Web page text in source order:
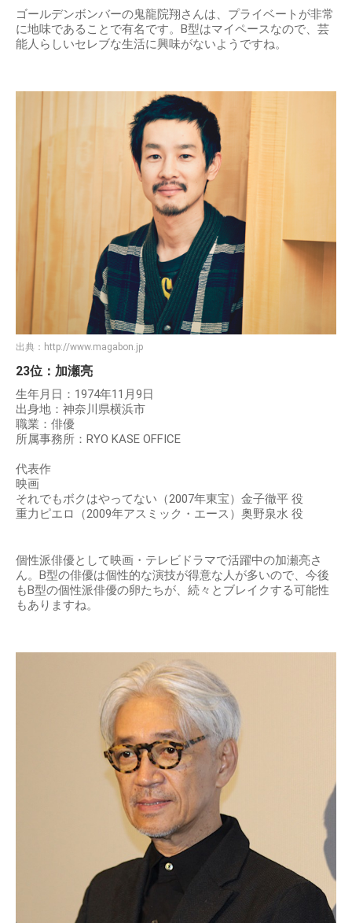
ゴールデンボンバーの鬼龍院翔さんは、プライベートが非常
に地味であることで有名です。B型はマイペースなので、芸
能人らしいセレブな生活に興味がないようですね。
出典： http://www.magabon.jp
23位：加瀬亮
生年月日：1974年11月9日
出身地：神奈川県横浜市
職業：俳優
所属事務所：RYO KASE OFFICE
代表作
映画
それでもボクはやってない（2007年東宝）金子徹平 役
重力ピエロ（2009年アスミック・エース）奥野泉水 役
個性派俳優として映画・テレビドラマで活躍中の加瀬亮さ
ん。B型の俳優は個性的な演技が得意な人が多いので、今後
もB型の個性派俳優の卵たちが、続々とブレイクする可能性
もありますね。